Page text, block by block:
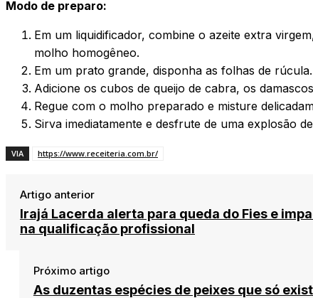
Modo de preparo:
Em um liquidificador, combine o azeite extra
molho homogêneo.
Em um prato grande, disponha as folhas de rúcula.
Adicione os cubos de queijo de cabra, os
Regue com o molho preparado e misture
Sirva imediatamente e desfrute de uma explosão
VIA https://www.receiteria.com.br/
Artigo anterior
Irajá Lacerda alerta para queda do Fies e
na qualificação profissional
Próximo artigo
As duzentas espécies de peixes que só